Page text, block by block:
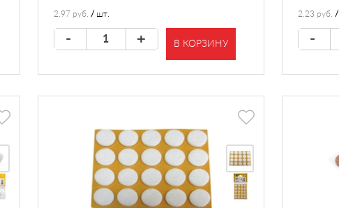
2.97 руб. / шт.
- + В КОРЗИНУ
2.23 руб. /
-